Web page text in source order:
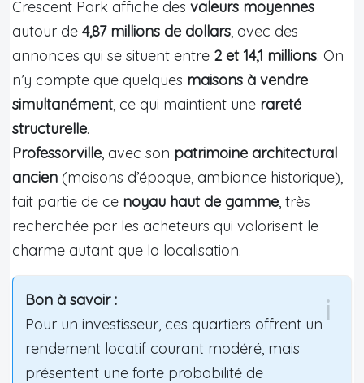
Crescent Park affiche des valeurs moyennes
autour de 4,87 millions de dollars, avec des
annonces qui se situent entre 2 et 14,1 millions. On
n’y compte que quelques maisons à vendre
simultanément, ce qui maintient une rareté
structurelle.
Professorville, avec son patrimoine architectural
ancien (maisons d’époque, ambiance historique),
fait partie de ce noyau haut de gamme, très
recherchée par les acheteurs qui valorisent le
charme autant que la localisation.
Bon à savoir :
Pour un investisseur, ces quartiers offrent un
rendement locatif courant modéré, mais
présentent une forte probabilité de